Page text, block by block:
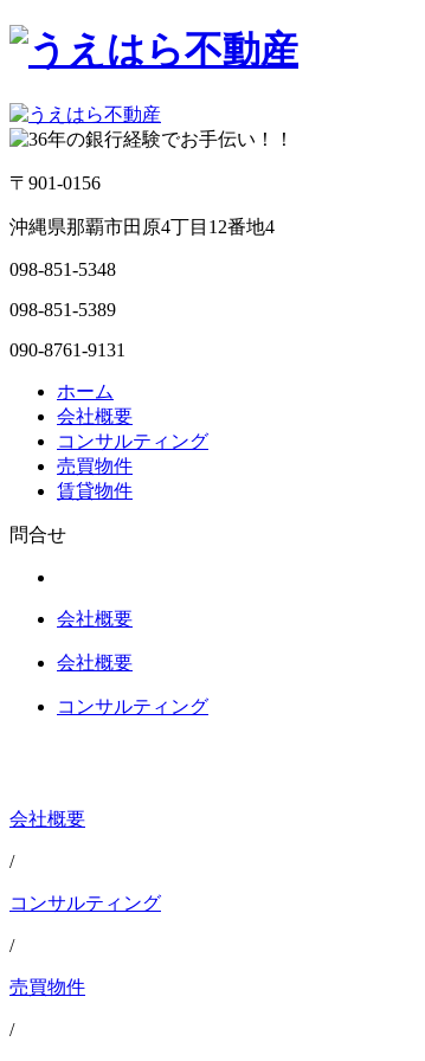
〒901-0156
沖縄県那覇市田原4丁目12番地4
098-851-5348
098-851-5389
090-8761-9131
ホーム
会社概要
コンサルティング
売買物件
賃貸物件
問合せ
会社概要
会社概要
コンサルティング
会社概要
/
コンサルティング
/
売買物件
/